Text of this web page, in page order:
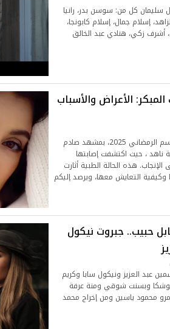
كل من: سوسن بدر، رانيا
إسلام جمال، إسلام كابونجا،
أشرف زكي، هنادي عبد الخالق
الأعراض والأسباب
تفاجأ جمهور مسلسل إخواتي في الموسم الرمضاني 2025، بمشهد صادم
، حيث اكتشفت إصابتها
هذه الحالة الطبية أثارت
التعايش معها، ويرصد إليكم
حبيب.. جبروت نيكول
عبد العزيز ونيكول سابا وكريم
وبسنت شوقي ومنة عرفة
محمود ياسين ومن إخراج محمد